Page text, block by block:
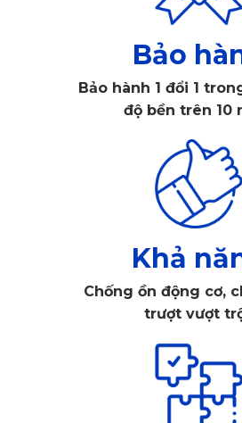
thấm, chống ồn tốt, mang đến sự
người sử dụng. Thiết kế đa dạng,
xe, đáp ứng mọi nhu cầu của khách
Bảo
Bảo hành 1 đổi 1
độ bền trên 10
Khả
Chống ồn động cơ,
trượt vượt